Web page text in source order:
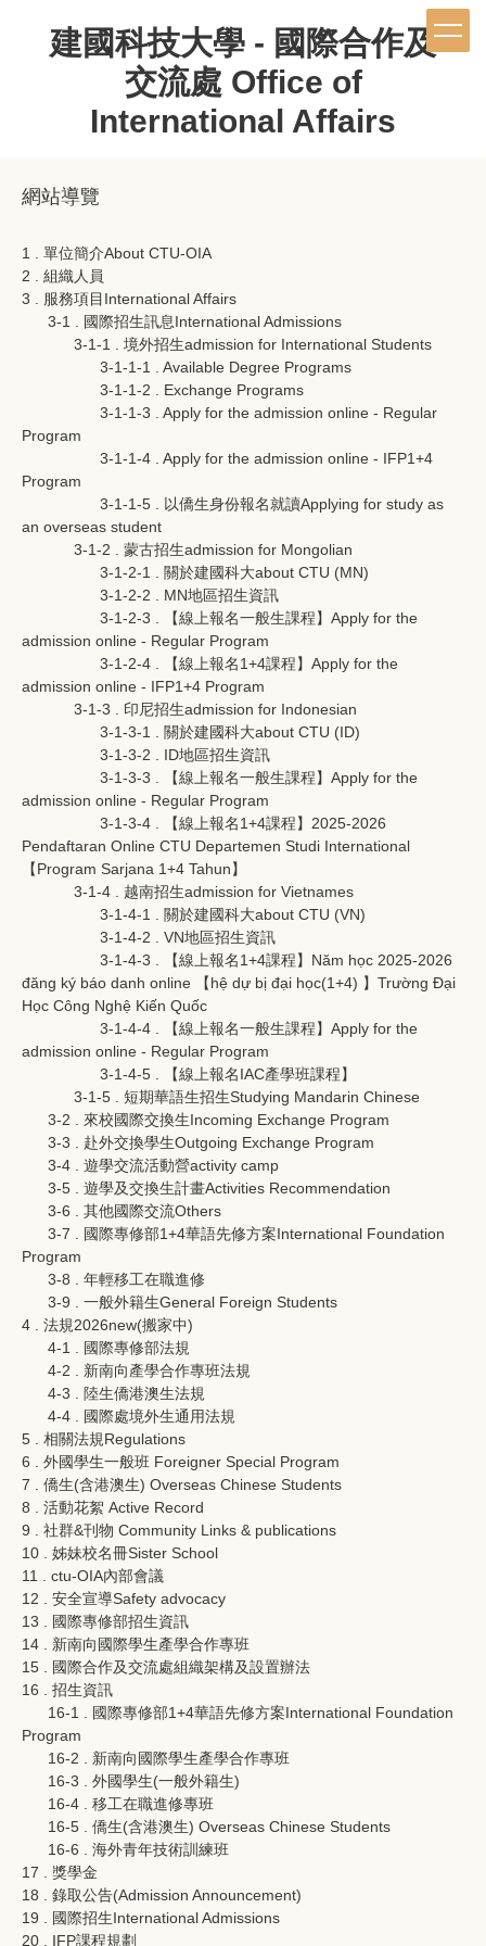
建國科技大學 - 國際合作及
交流處 Office of
International Affairs
網站導覽
1 . 單位簡介About CTU-OIA
2 . 組織人員
3 . 服務項目International Affairs
3-1 . 國際招生訊息International Admissions
3-1-1 . 境外招生admission for International Students
3-1-1-1 . Available Degree Programs
3-1-1-2 . Exchange Programs
3-1-1-3 . Apply for the admission online - Regular
Program
3-1-1-4 . Apply for the admission online - IFP1+4
Program
3-1-1-5 . 以僑生身份報名就讀Applying for study as
an overseas student
3-1-2 . 蒙古招生admission for Mongolian
3-1-2-1 . 關於建國科大about CTU (MN)
3-1-2-2 . MN地區招生資訊
3-1-2-3 . 【線上報名一般生課程】Apply for the
admission online - Regular Program
3-1-2-4 . 【線上報名1+4課程】Apply for the
admission online - IFP1+4 Program
3-1-3 . 印尼招生admission for Indonesian
3-1-3-1 . 關於建國科大about CTU (ID)
3-1-3-2 . ID地區招生資訊
3-1-3-3 . 【線上報名一般生課程】Apply for the
admission online - Regular Program
3-1-3-4 . 【線上報名1+4課程】2025-2026
Pendaftaran Online CTU Departemen Studi International
【Program Sarjana 1+4 Tahun】
3-1-4 . 越南招生admission for Vietnames
3-1-4-1 . 關於建國科大about CTU (VN)
3-1-4-2 . VN地區招生資訊
3-1-4-3 . 【線上報名1+4課程】Năm học 2025-2026
đăng ký báo danh online 【hệ dự bị đại học(1+4) 】Trường Đại
Học Công Nghệ Kiến Quốc
3-1-4-4 . 【線上報名一般生課程】Apply for the
admission online - Regular Program
3-1-4-5 . 【線上報名IAC產學班課程】
3-1-5 . 短期華語生招生Studying Mandarin Chinese
3-2 . 來校國際交換生Incoming Exchange Program
3-3 . 赴外交換學生Outgoing Exchange Program
3-4 . 遊學交流活動營activity camp
3-5 . 遊學及交換生計畫Activities Recommendation
3-6 . 其他國際交流Others
3-7 . 國際專修部1+4華語先修方案International Foundation
Program
3-8 . 年輕移工在職進修
3-9 . 一般外籍生General Foreign Students
4 . 法規2026new(搬家中)
4-1 . 國際專修部法規
4-2 . 新南向產學合作專班法規
4-3 . 陸生僑港澳生法規
4-4 . 國際處境外生通用法規
5 . 相關法規Regulations
6 . 外國學生一般班 Foreigner Special Program
7 . 僑生(含港澳生) Overseas Chinese Students
8 . 活動花絮 Active Record
9 . 社群&刊物 Community Links & publications
10 . 姊妹校名冊Sister School
11 . ctu-OIA內部會議
12 . 安全宣導Safety advocacy
13 . 國際專修部招生資訊
14 . 新南向國際學生產學合作專班
15 . 國際合作及交流處組織架構及設置辦法
16 . 招生資訊
16-1 . 國際專修部1+4華語先修方案International Foundation
Program
16-2 . 新南向國際學生產學合作專班
16-3 . 外國學生(一般外籍生)
16-4 . 移工在職進修專班
16-5 . 僑生(含港澳生) Overseas Chinese Students
16-6 . 海外青年技術訓練班
17 . 獎學金
18 . 錄取公告(Admission Announcement)
19 . 國際招生International Admissions
20 . IFP課程規劃